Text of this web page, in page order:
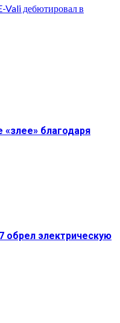
Vali дебютировал в
«злее» благодаря
обрел электрическую